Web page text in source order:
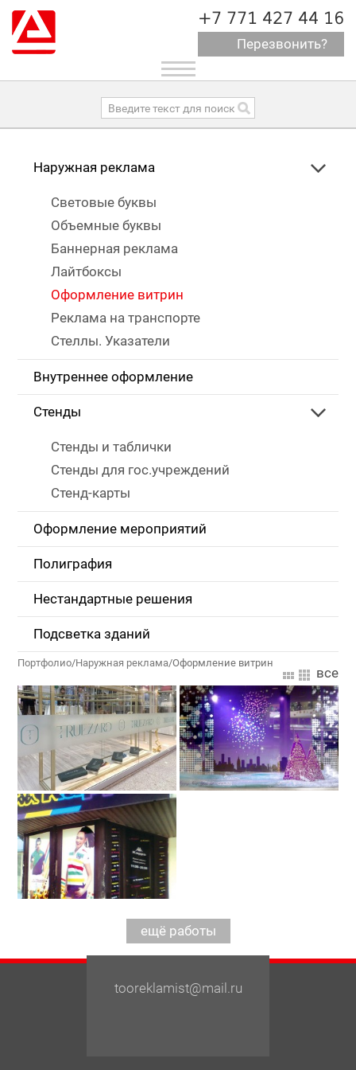
+7 771 427 44 16
Перезвонить?
Toggle
navigation
Наружная реклама
Световые буквы
Объемные буквы
Баннерная реклама
Лайтбоксы
Оформление витрин
Реклама на транспорте
Стеллы. Указатели
Внутреннее оформление
Стенды
Стенды и таблички
Стенды для гос.учреждений
Стенд-карты
Оформление мероприятий
Полиграфия
Нестандартные решения
Подсветка зданий
Портфолио/Наружная реклама/Оформление витрин
все
tooreklamist@mail.ru